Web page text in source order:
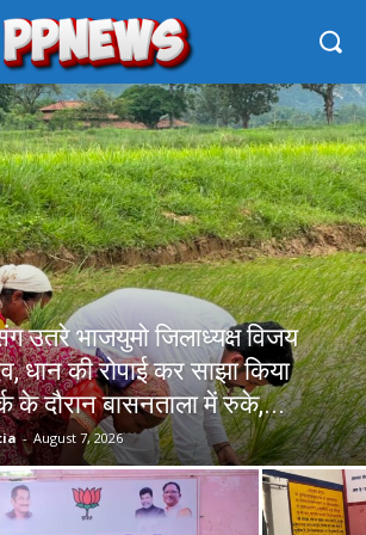
उतरे भाजयुमो जिलाध्यक्ष विजय
धान की रोपाई कर साझा किया
के दौरान बासनताला में रुके,...
- August 7, 2026